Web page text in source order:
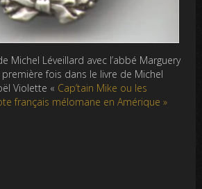
Michel Léveillard avec l’abbé Marguery
fois dans le livre de Michel
Violette « Cap’tain Mike ou les
français mélomane en Amérique »